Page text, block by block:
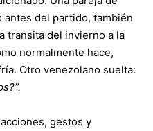
del partido, también
transita del invierno a la
normalmente hace,
Otro venezolano suelta:
gestos y